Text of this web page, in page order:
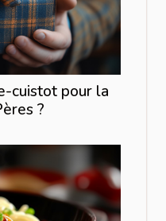
cuistot pour la
?